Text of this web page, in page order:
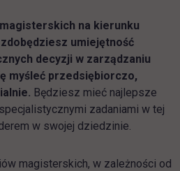
na kierunku
umiejętność
decyzji w zarządzaniu
myśleć przedsiębiorczo,
Będziesz mieć najlepsze
zadaniami w tej
w swojej dziedzinie.
magisterskich, w zależności od